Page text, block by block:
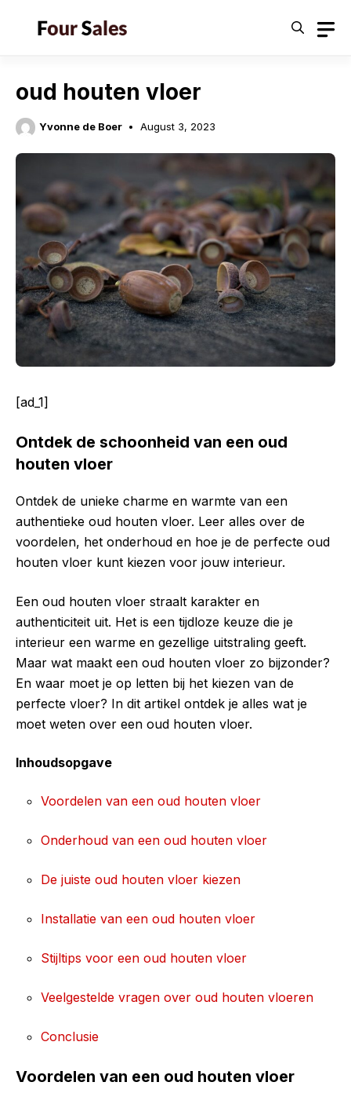
oud houten vloer
Yvonne de Boer August 3, 2023
[ad_1]
Ontdek de schoonheid van een oud
houten vloer
Ontdek de unieke charme en warmte van een
authentieke oud houten vloer. Leer alles over de
voordelen, het onderhoud en hoe je de perfecte oud
houten vloer kunt kiezen voor jouw interieur.
Een oud houten vloer straalt karakter en
authenticiteit uit. Het is een tijdloze keuze die je
interieur een warme en gezellige uitstraling geeft.
Maar wat maakt een oud houten vloer zo bijzonder?
En waar moet je op letten bij het kiezen van de
perfecte vloer? In dit artikel ontdek je alles wat je
moet weten over een oud houten vloer.
Inhoudsopgave
Voordelen van een oud houten vloer
Onderhoud van een oud houten vloer
De juiste oud houten vloer kiezen
Installatie van een oud houten vloer
Stijltips voor een oud houten vloer
Veelgestelde vragen over oud houten vloeren
Conclusie
Voordelen van een oud houten vloer